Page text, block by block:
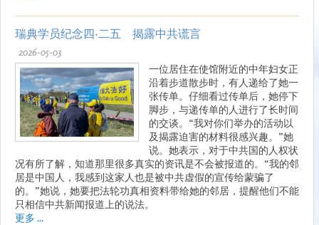
瑞典学员纪念四·二五 揭露中共谎言
2026-05-03
一位居住在使馆附近的中年妇女正
沿着步道散步时，有人递给了她一
张传单。仔细看过传单后，她停下
脚步，与递传单的人进行了长时间
的交谈。“我对你们举办的活动以
及揭露迫害的材料很感兴趣。”她
说。她表示，对于中共国的人权状
况有所了解，知道那里很多真实的资讯是不会被报道的。“我的邻
居是中国人，我感到这家人也是被中共虚假的宣传给蒙骗了
的。”她说，她要把法轮功真相资料带给她的邻居，提醒他们不能
只相信中共新闻报道上的说法。
更多 ...